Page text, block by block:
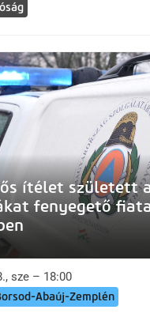
ítélet született
fenyegető
sze – 18:00
Abaúj-Zemplén